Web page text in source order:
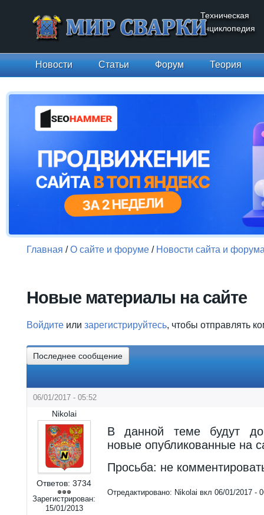
Техническая
энциклопедия
Новости Статьи Форум Теория
Главная /О сайте и форуме / Новости сайта и
Новые материалы на сайте
Войдите или зарегистрируйтесь, чтобы отправлять
Последнее сообщение
06/01/2017 - 05:52
Nikolai
Ответов: 3734
Зарегистрирован:
15/01/2013
В данной теме будут
новые опубликованные на
Просьба: не
Отредактировано: Nikolai вкл 06/01/2017 -